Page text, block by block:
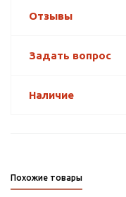
Отзывы
Задать вопрос
Наличие
Похожие товары